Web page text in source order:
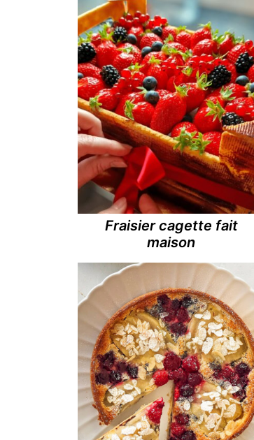
Fraisier cagette fait
maison